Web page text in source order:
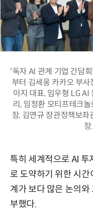
'독자 AI 관계 기업 간담
부터 김세웅 카카오 부사
이지 대표, 임우형 LG AI
리, 임정환 모티프테크
장, 김연규 장관정책보
특히 세계적으로 AI
로 도약하기 위한 시간
계가 보다 많은 논의
부했다.